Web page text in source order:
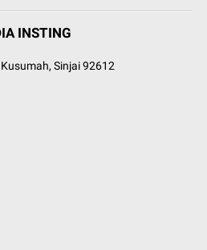
INSTING
Sinjai 92612